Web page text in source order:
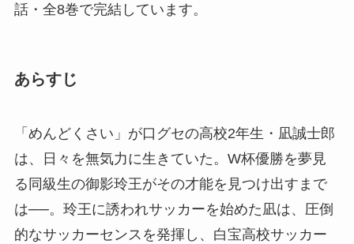
話・全8巻で完結しています。
あらすじ
「めんどくさい」が口グセの高校2年生・凪誠士郎
は、日々を無気力に生きていた。W杯優勝を夢見
る同級生の御影玲王がその才能を見つけ出すまで
は──。玲王に誘われサッカーを始めた凪は、圧倒
的なサッカーセンスを発揮し、白宝高校サッカー